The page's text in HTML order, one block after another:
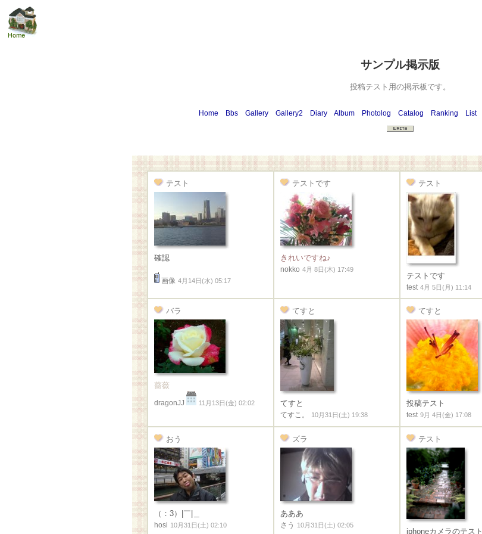
サンプル掲示版
投稿テスト用の掲示板です。
Home Bbs Gallery Gallery2 Diary Album Photolog Catalog Ranking List
テスト
確認
画像 4月14日(水) 05:17
テストです
きれいですね♪
nokko 4月 8日(木) 17:49
テスト
テストです
test 4月 5日(月) 11:14
バラ
薔薇
dragonJJ 11月13日(金) 02:02
てすと
てすと
てすこ。 10月31日(土) 19:38
てすと
投稿テスト
test 9月 4日(金) 17:08
おう
（：3）|￣|＿
hosi 10月31日(土) 02:10
ズラ
あああ
さう 10月31日(土) 02:05
テスト
iphoneカメラのテスト